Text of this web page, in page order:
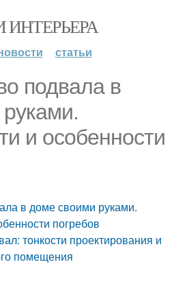
ИНТЕРЬЕРА
статьи
подвала в
и особенности
в доме своими руками.
погребов
тонкости проектирования и
помещения